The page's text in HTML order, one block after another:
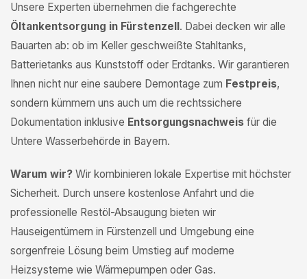
Unsere Experten übernehmen die fachgerechte
Öltankentsorgung in Fürstenzell. Dabei decken wir alle
Bauarten ab: ob im Keller geschweißte Stahltanks,
Batterietanks aus Kunststoff oder Erdtanks. Wir garantieren
Ihnen nicht nur eine saubere Demontage zum Festpreis,
sondern kümmern uns auch um die rechtssichere
Dokumentation inklusive Entsorgungsnachweis für die
Untere Wasserbehörde in Bayern.
Warum wir? Wir kombinieren lokale Expertise mit höchster
Sicherheit. Durch unsere kostenlose Anfahrt und die
professionelle Restöl-Absaugung bieten wir
Hauseigentümern in Fürstenzell und Umgebung eine
sorgenfreie Lösung beim Umstieg auf moderne
Heizsysteme wie Wärmepumpen oder Gas.